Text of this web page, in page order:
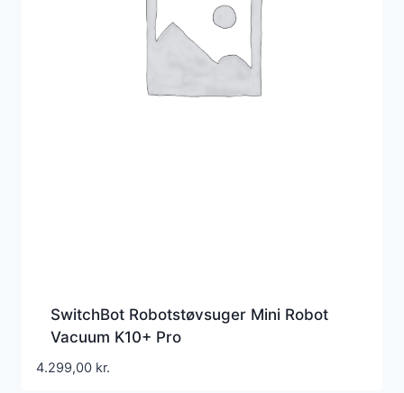
SwitchBot Robotstøvsuger Mini Robot
Vacuum K10+ Pro
4.299,00 kr.